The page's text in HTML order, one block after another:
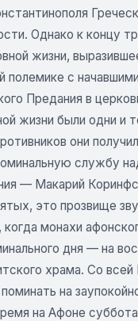
Однако к концу
жизни,
полемике с
Предания в
жизни были одни
они
службу
— Макарий
это прозвище
когда монахи
дня — на
храма. Со
на
на Афоне